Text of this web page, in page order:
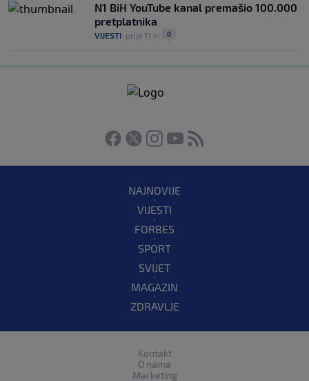
N1 BiH YouTube kanal premašio 100.000
pretplatnika
VIJESTI prije 11 h 0
NAJNOVIJE
VIJESTI
FORBES
SPORT
SVIJET
MAGAZIN
ZDRAVLJE
Kontakt
O nama
Marketing